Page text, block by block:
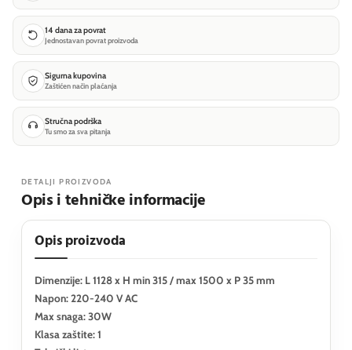
14 dana za povrat
Jednostavan povrat proizvoda
Sigurna kupovina
Zaštićen način plaćanja
Stručna podrška
Tu smo za sva pitanja
DETALJI PROIZVODA
Opis i tehničke informacije
Opis proizvoda
Dimenzije: L 1128 x H min 315 / max 1500 x P 35 mm
Napon: 220-240 V AC
Max snaga: 30W
Klasa zaštite: 1